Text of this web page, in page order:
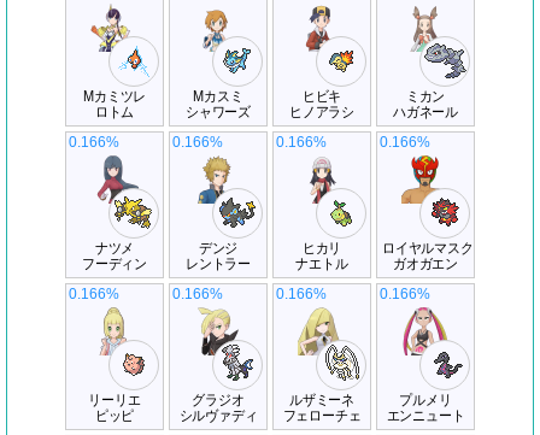
Mカミツレ
ロトム
Mカスミ
シャワーズ
ヒビキ
ヒノアラシ
ミカン
ハガネール
ナツメ
フーディン
0.166%
デンジ
レントラー
0.166%
ヒカリ
ナエトル
0.166%
ロイヤルマスク
ガオガエン
0.166%
リーリエ
ピッピ
0.166%
グラジオ
シルヴァディ
0.166%
ルザミーネ
フェローチェ
0.166%
プルメリ
エンニュート
0.166%